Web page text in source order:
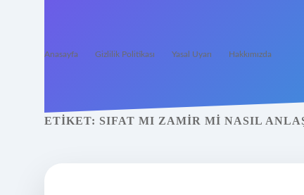
Anasayfa Gizlilik Politikası Yasal Uyarı Hakkımızda
ETIKET: SIFAT MI ZAMIR MI NASIL